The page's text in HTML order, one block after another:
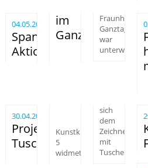
04.05.2025
Spannende
Aktionen
im
Ganztag
Fraunhofer
Ganztag
war
unterwegs
30.04.2025
Projekttag
Tusche
Kunstklasse
5
widmete
sich
dem
Zeichnen
mit
Tusche